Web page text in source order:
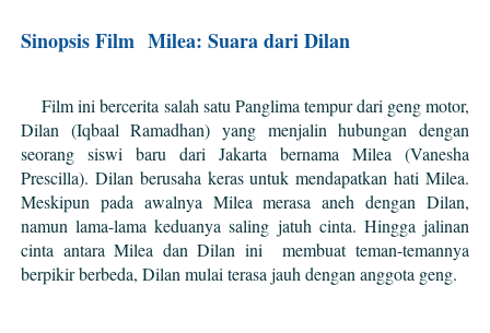
Sinopsis Film Milea: Suara dari Dilan
Film ini bercerita salah satu Panglima tempur dari geng motor,
Dilan (Iqbaal Ramadhan) yang menjalin hubungan dengan
seorang siswi baru dari Jakarta bernama Milea (Vanesha
Prescilla). Dilan berusaha keras untuk mendapatkan hati Milea.
Meskipun pada awalnya Milea merasa aneh dengan Dilan,
namun lama-lama keduanya saling jatuh cinta. Hingga jalinan
cinta antara Milea dan Dilan ini membuat teman-temannya
berpikir berbeda, Dilan mulai terasa jauh dengan anggota geng.